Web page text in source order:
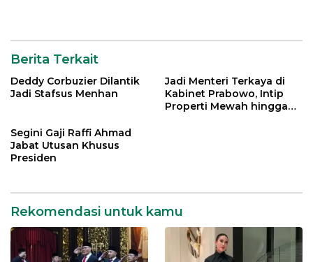
Berita Terkait
Deddy Corbuzier Dilantik
Jadi Stafsus Menhan
Jadi Menteri Terkaya di
Kabinet Prabowo, Intip
Properti Mewah hingga
Segini Gaji Raffi Ahmad
Jabat Utusan Khusus
Presiden
Rekomendasi untuk kamu